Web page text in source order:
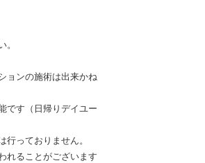
。
ョンの施術は出来かね
です（日帰りデイユー
っておりません。
れることがございます